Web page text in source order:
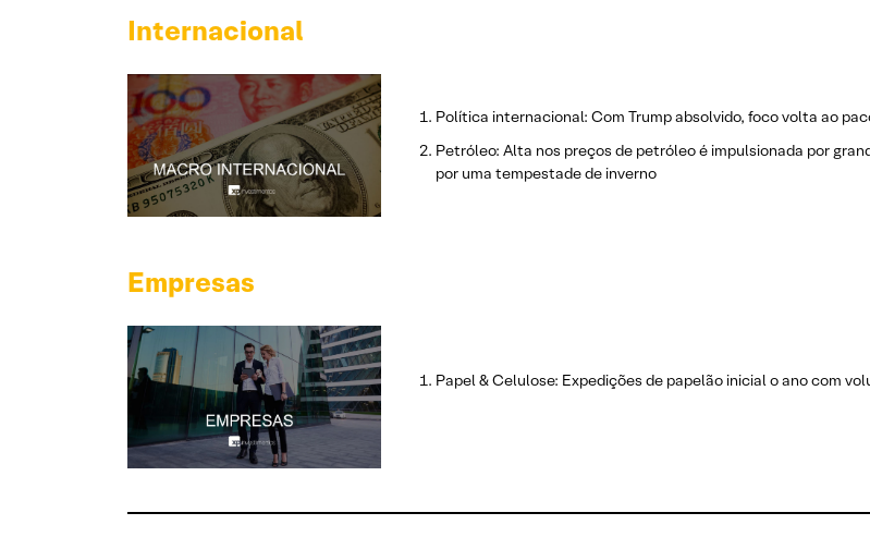
Internacional
Política internacional: Com Trump absolvido, foco volta ao
Petróleo: Alta nos preços de petróleo é impulsionada por
por uma tempestade de inverno
Empresas
Papel & Celulose: Expedições de papelão inicial o ano com